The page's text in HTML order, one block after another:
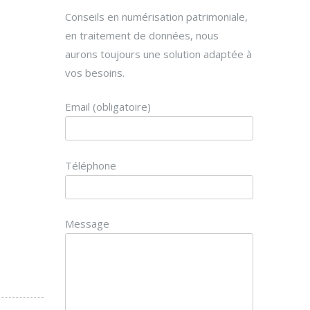
Conseils en numérisation patrimoniale,
en traitement de données, nous
aurons toujours une solution adaptée à
vos besoins.
Email (obligatoire)
Téléphone
Message